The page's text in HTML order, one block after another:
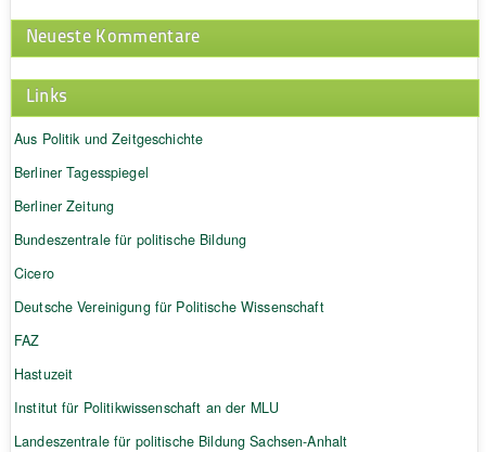
Neueste Kommentare
Links
Aus Politik und Zeitgeschichte
Berliner Tagesspiegel
Berliner Zeitung
Bundeszentrale für politische Bildung
Cicero
Deutsche Vereinigung für Politische Wissenschaft
FAZ
Hastuzeit
Institut für Politikwissenschaft an der MLU
Landeszentrale für politische Bildung Sachsen-Anhalt